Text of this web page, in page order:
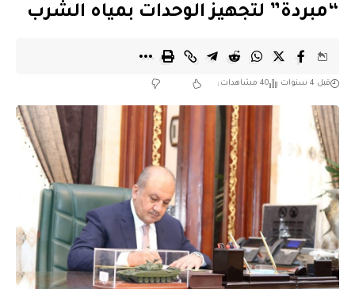
“مبردة” لتجهيز الوحدات بمياه الشرب
قبل 4 سنوات 40 مشاهدات